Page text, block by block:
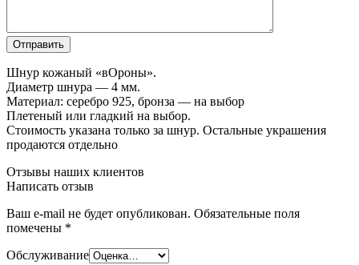
Шнур кожаный «вОроны».
Диаметр шнура — 4 мм.
Материал: серебро 925, бронза — на выбор
Плетеный или гладкий на выбор.
Стоимость указана только за шнур. Остальные украшения
продаются отдельно
Отзывы наших клиентов
Написать отзыв
Ваш e-mail не будет опубликован. Обязательные поля
помечены *
Обслуживание